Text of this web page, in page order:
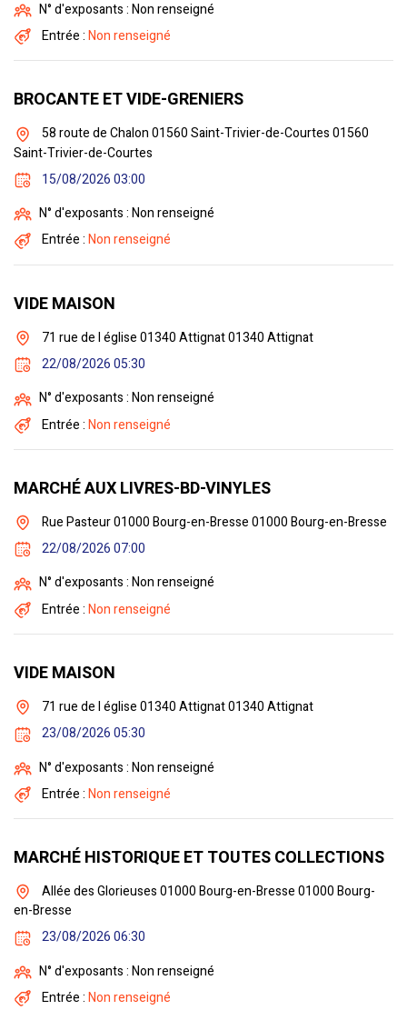
N° d'exposants : Non renseigné
Entrée :Non renseigné
BROCANTE ET VIDE-GRENIERS
58 route de Chalon 01560 Saint-Trivier-de-Courtes 01560
Saint-Trivier-de-Courtes
15/08/2026 03:00
N° d'exposants : Non renseigné
Entrée :Non renseigné
VIDE MAISON
71 rue de l église 01340 Attignat 01340 Attignat
22/08/2026 05:30
N° d'exposants : Non renseigné
Entrée :Non renseigné
MARCHÉ AUX LIVRES-BD-VINYLES
Rue Pasteur 01000 Bourg-en-Bresse 01000 Bourg-en-Bresse
22/08/2026 07:00
N° d'exposants : Non renseigné
Entrée :Non renseigné
VIDE MAISON
71 rue de l église 01340 Attignat 01340 Attignat
23/08/2026 05:30
N° d'exposants : Non renseigné
Entrée :Non renseigné
MARCHÉ HISTORIQUE ET TOUTES COLLECTIONS
Allée des Glorieuses 01000 Bourg-en-Bresse 01000 Bourg-
en-Bresse
23/08/2026 06:30
N° d'exposants : Non renseigné
Entrée :Non renseigné